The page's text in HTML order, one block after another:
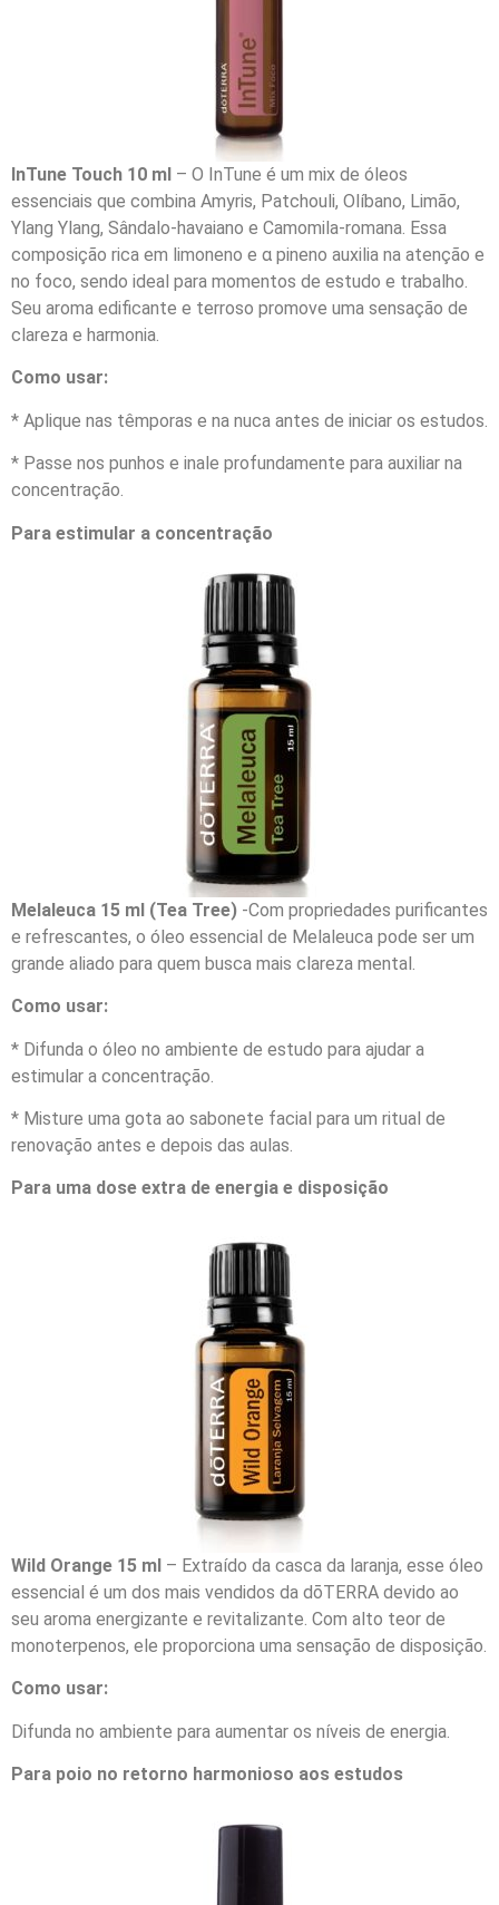
InTune Touch 10 ml – O InTune é um mix de óleos
essenciais que combina Amyris, Patchouli, Olíbano, Limão,
Ylang Ylang, Sândalo-havaiano e Camomila-romana. Essa
composição rica em limoneno e α pineno auxilia na atenção e
no foco, sendo ideal para momentos de estudo e trabalho.
Seu aroma edificante e terroso promove uma sensação de
clareza e harmonia.
Como usar:
* Aplique nas têmporas e na nuca antes de iniciar os estudos.
* Passe nos punhos e inale profundamente para auxiliar na
concentração.
Para estimular a concentração
Melaleuca 15 ml (Tea Tree) -Com propriedades purificantes
e refrescantes, o óleo essencial de Melaleuca pode ser um
grande aliado para quem busca mais clareza mental.
Como usar:
* Difunda o óleo no ambiente de estudo para ajudar a
estimular a concentração.
* Misture uma gota ao sabonete facial para um ritual de
renovação antes e depois das aulas.
Para uma dose extra de energia e disposição
Wild Orange 15 ml – Extraído da casca da laranja, esse óleo
essencial é um dos mais vendidos da dōTERRA devido ao
seu aroma energizante e revitalizante. Com alto teor de
monoterpenos, ele proporciona uma sensação de disposição.
Como usar:
Difunda no ambiente para aumentar os níveis de energia.
Para poio no retorno harmonioso aos estudos